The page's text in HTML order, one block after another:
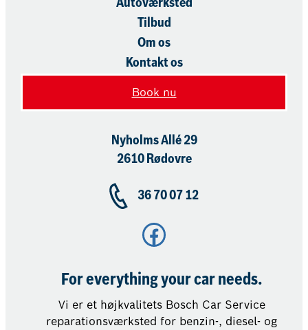
Autoværksted
Tilbud
Om os
Kontakt os
Book nu
Nyholms Allé 29
2610 Rødovre
36 70 07 12
Facebook
For everything your car needs.
Vi er et højkvalitets Bosch Car Service
reparationsværksted for benzin-, diesel- og